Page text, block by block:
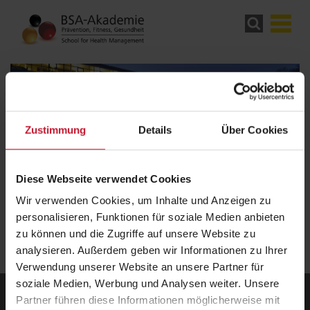
Zustimmung Details Über Cookies
Diese Webseite verwendet Cookies
Wir verwenden Cookies, um Inhalte und Anzeigen zu
personalisieren, Funktionen für soziale Medien anbieten
zu können und die Zugriffe auf unsere Website zu
analysieren. Außerdem geben wir Informationen zu Ihrer
Verwendung unserer Website an unsere Partner für
soziale Medien, Werbung und Analysen weiter. Unsere
Partner führen diese Informationen möglicherweise mit
Infos anfordern
Vielen Dank für Ihre Anfrage. Wir werden uns schnellstmöglich mit
Ihnen in Verbindung setzen.